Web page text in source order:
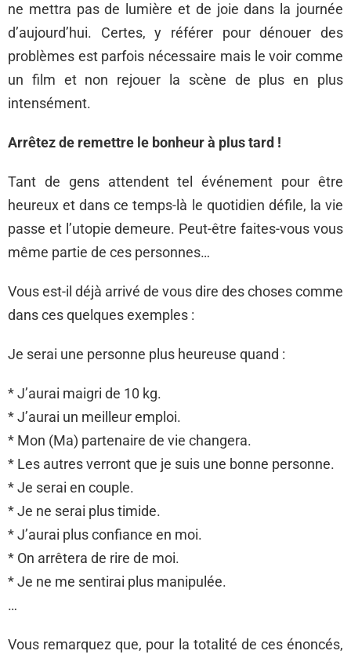
ne mettra pas de lumière et de joie dans la journée
d’aujourd’hui. Certes, y référer pour dénouer des
problèmes est parfois nécessaire mais le voir comme
un film et non rejouer la scène de plus en plus
intensément.
Arrêtez de remettre le bonheur à plus tard !
Tant de gens attendent tel événement pour être
heureux et dans ce temps-là le quotidien défile, la vie
passe et l’utopie demeure. Peut-être faites-vous vous
même partie de ces personnes…
Vous est-il déjà arrivé de vous dire des choses comme
dans ces quelques exemples :
Je serai une personne plus heureuse quand :
* J’aurai maigri de 10 kg.
* J’aurai un meilleur emploi.
* Mon (Ma) partenaire de vie changera.
* Les autres verront que je suis une bonne personne.
* Je serai en couple.
* Je ne serai plus timide.
* J’aurai plus confiance en moi.
* On arrêtera de rire de moi.
* Je ne me sentirai plus manipulée.
…
Vous remarquez que, pour la totalité de ces énoncés,